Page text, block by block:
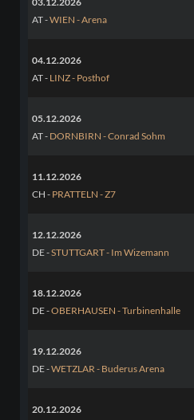
AT -WIEN - Arena
04.12.2026
AT - LINZ - Posthof
05.12.2026
AT - DORNBIRN - Conrad Sohm
11.12.2026
CH - PRATTELN - Z7
12.12.2026
DE -STUTTGART - Im Wizemann
18.12.2026
DE -OBERHAUSEN - Turbinenhalle
19.12.2026
DE -WETZLAR - Buderus Arena
20.12.2026